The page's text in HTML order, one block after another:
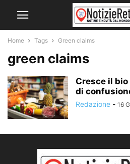
Home Tags Green claims
green claims
Cresce il
di
Redazione - 16